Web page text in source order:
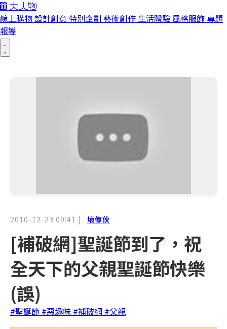
線上購物 設計創意 特別企劃 藝術創作 生活體驗 風格服飾 專題
報導
2010-12-23 09:41 | 壞傢伙
[補破網]聖誕節到了，祝
全天下的父親聖誕節快樂
(誤)
#聖誕節 #惡趣味 #補破網 #父親